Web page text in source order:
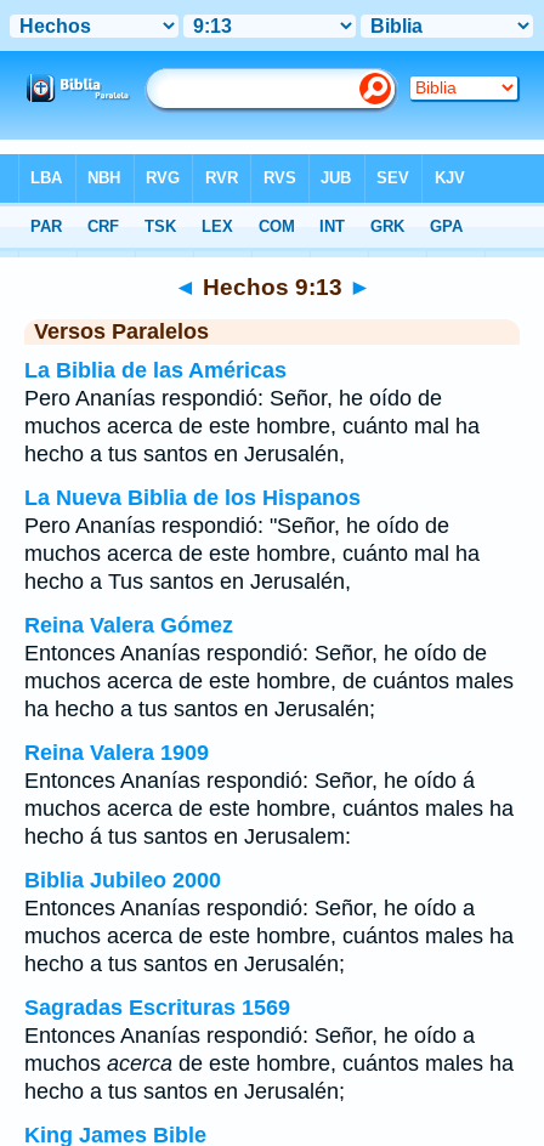
>Hechos Capítulo 9 > Verso 13
◄ Hechos 9:13 ►
Versos Paralelos
La Biblia de las Américas
Pero Ananías respondió: Señor, he oído de
muchos acerca de este hombre, cuánto mal ha
hecho a tus santos en Jerusalén,
La Nueva Biblia de los Hispanos
Pero Ananías respondió: "Señor, he oído de
muchos acerca de este hombre, cuánto mal ha
hecho a Tus santos en Jerusalén,
Reina Valera Gómez
Entonces Ananías respondió: Señor, he oído de
muchos acerca de este hombre, de cuántos males
ha hecho a tus santos en Jerusalén;
Reina Valera 1909
Entonces Ananías respondió: Señor, he oído á
muchos acerca de este hombre, cuántos males ha
hecho á tus santos en Jerusalem:
Biblia Jubileo 2000
Entonces Ananías respondió: Señor, he oído a
muchos acerca de este hombre, cuántos males ha
hecho a tus santos en Jerusalén;
Sagradas Escrituras 1569
Entonces Ananías respondió: Señor, he oído a
muchos acerca de este hombre, cuántos males ha
hecho a tus santos en Jerusalén;
King James Bible